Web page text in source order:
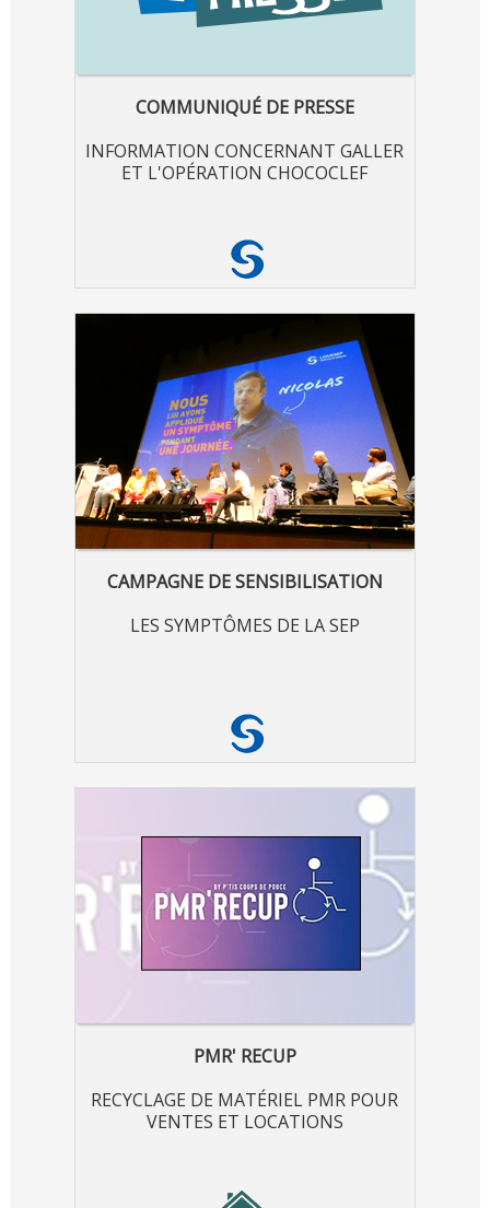
COMMUNIQUÉ DE PRESSE
INFORMATION CONCERNANT GALLER
ET L'OPÉRATION CHOCOCLEF
CAMPAGNE DE SENSIBILISATION
LES SYMPTÔMES DE LA SEP
PMR' RECUP
RECYCLAGE DE MATÉRIEL PMR POUR
VENTES ET LOCATIONS